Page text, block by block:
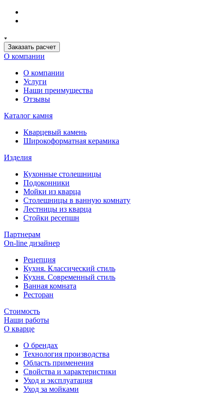
Заказать расчет
О компании
О компании
Услуги
Наши преимущества
Отзывы
Каталог камня
Кварцевый камень
Широкоформатная керамика
Изделия
Кухонные столешницы
Подоконники
Мойки из кварца
Столешницы в ванную комнату
Лестницы из кварца
Стойки ресепшн
Партнерам
On-line дизайнер
Рецепция
Кухня. Классический стиль
Кухня. Современный стиль
Ванная комната
Ресторан
Стоимость
Наши работы
О кварце
О брендах
Технология производства
Область применения
Свойства и характеристики
Уход и эксплуатация
Уход за мойками